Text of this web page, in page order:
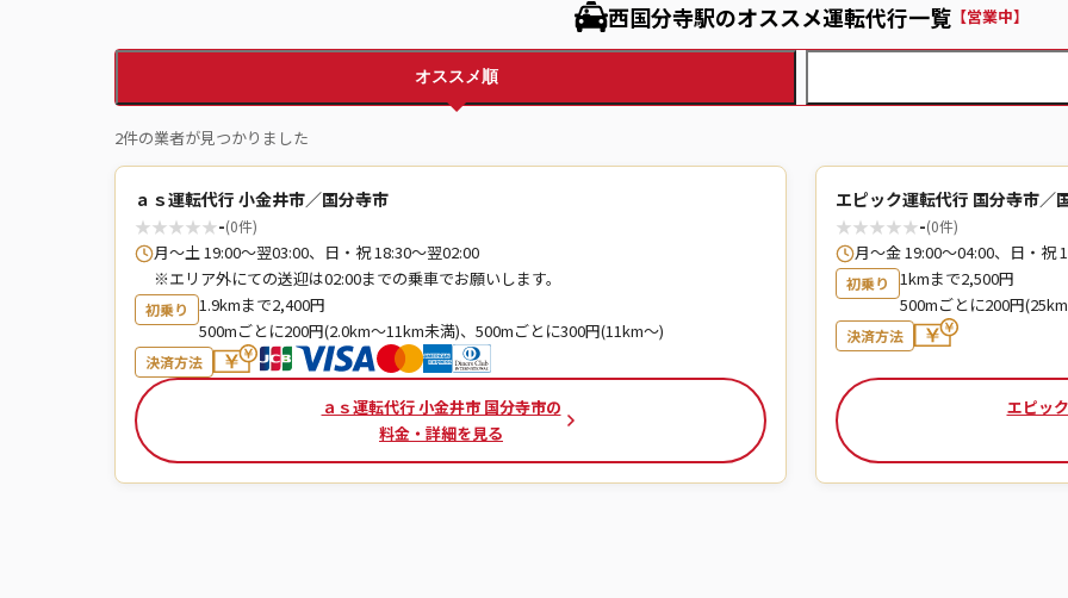
西国分寺駅のオススメ運転代行一覧【営業中】
オススメ順
2件の業者が見つかりました
ａｓ運転代行 小金井市／国分寺市
★★★★★-(0件)
月～土 19:00～翌03:00、日・祝 18:30～翌02:00
※エリア外にての送迎は02:00までの乗車でお願いします。
初乗り
1.9kmまで2,400円
500mごとに200円(2.0km～11km未満)、500mごとに300円(11km～)
決済方法
ａｓ運転代行 小金井市 国分寺市の
料金・詳細を見る
エピック運転代行 国分寺市／
★★★★★-(0件)
月〜金 19:00〜04:00、日・
初乗り
1kmまで2,500円
500mごとに200円
決済方法
エピッ